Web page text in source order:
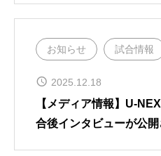
お知らせ 試合情報
2025.12.18
【メディア情報】U-
合後インタビューが公